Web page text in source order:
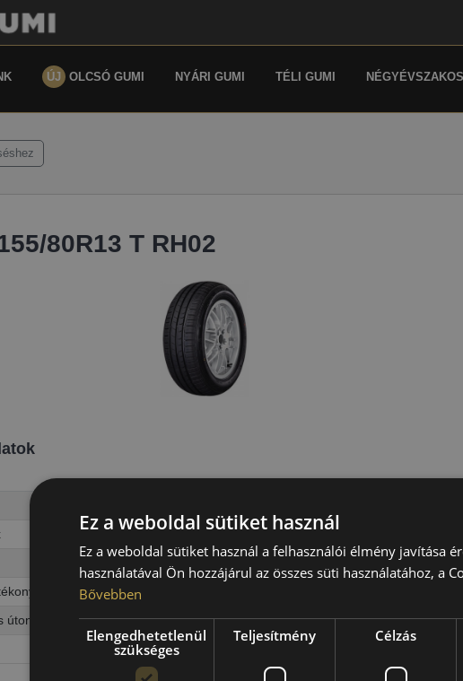
ÚJ OLCSÓ GUMI NYÁRI GUMI TÉLI GUMI NÉGYÉVSZAKOS
80R13 T RH02
T=190 km/h
úton
C
B,70 dB
Ez a weboldal sütiket használ
Ez a weboldal sütiket használ a felhasználói élmény javítása
használatával Ön hozzájárul az összes süti használatához, a
Bővebben
Elengedhetetlenül
szükséges
Teljesítmény Célzás